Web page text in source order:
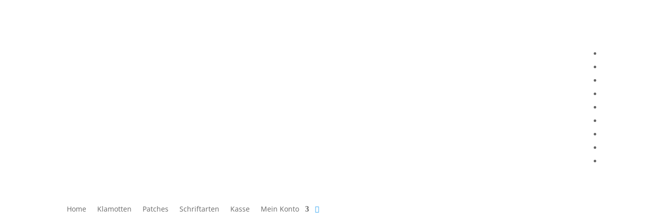
Home Klamotten Patches Schriftarten Kasse Mein Konto